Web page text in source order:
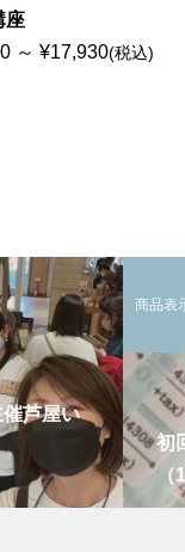
座
～ ¥17,930(税込)
芦屋い
初
商品表